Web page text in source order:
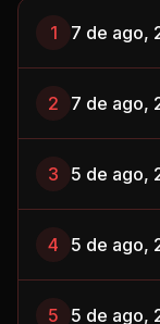
1 7 de ago,
2 7 de ago,
3 5 de ago,
4 5 de ago,
5 5 de ago,